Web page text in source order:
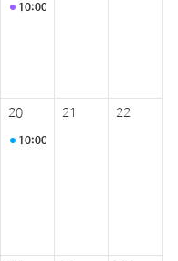
홍천군어린이집연합회
10:00
20 21 22
10:00